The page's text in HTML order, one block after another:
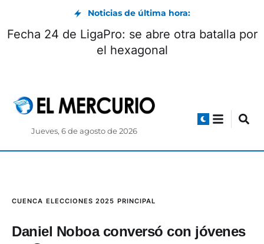
Noticias de última hora:
Fecha 24 de LigaPro: se abre otra batalla por
el hexagonal
Jueves, 6 de agosto de 2026
CUENCA ELECCIONES 2025 PRINCIPAL
Daniel Noboa conversó con jóvenes